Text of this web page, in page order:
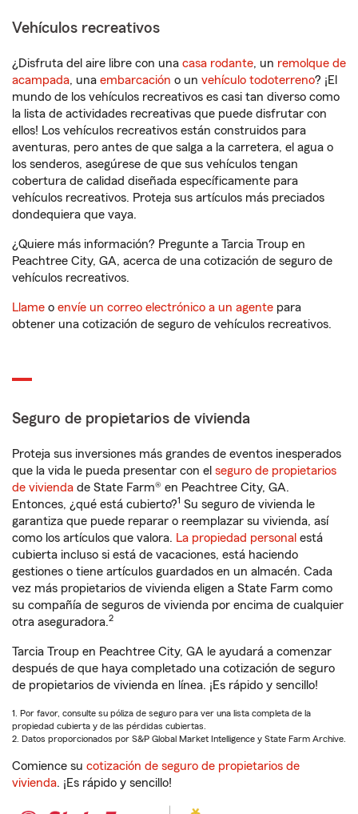
Vehículos recreativos
¿Disfruta del aire libre con una casa rodante, un remolque de
acampada, una embarcación o un vehículo todoterreno? ¡El
mundo de los vehículos recreativos es casi tan diverso como
la lista de actividades recreativas que puede disfrutar con
ellos! Los vehículos recreativos están construidos para
aventuras, pero antes de que salga a la carretera, el agua o
los senderos, asegúrese de que sus vehículos tengan
cobertura de calidad diseñada específicamente para
vehículos recreativos. Proteja sus artículos más preciados
dondequiera que vaya.
¿Quiere más información? Pregunte a Tarcia Troup en
Peachtree City, GA, acerca de una cotización de seguro de
vehículos recreativos.
Llame o envíe un correo electrónico a un agente para
obtener una cotización de seguro de vehículos recreativos.
Seguro de propietarios de vivienda
Proteja sus inversiones más grandes de eventos inesperados
que la vida le pueda presentar con el seguro de propietarios
de vivienda de State Farm® en Peachtree City, GA.
Entonces, ¿qué está cubierto?1 Su seguro de vivienda le
garantiza que puede reparar o reemplazar su vivienda, así
como los artículos que valora. La propiedad personal está
cubierta incluso si está de vacaciones, está haciendo
gestiones o tiene artículos guardados en un almacén. Cada
vez más propietarios de vivienda eligen a State Farm como
su compañía de seguros de vivienda por encima de cualquier
otra aseguradora.2
Tarcia Troup en Peachtree City, GA le ayudará a comenzar
después de que haya completado una cotización de seguro
de propietarios de vivienda en línea. ¡Es rápido y sencillo!
1. Por favor, consulte su póliza de seguro para ver una lista completa de la
propiedad cubierta y de las pérdidas cubiertas.
2. Datos proporcionados por S&P Global Market Intelligence y State Farm Archive.
Comience su cotización de seguro de propietarios de
vivienda. ¡Es rápido y sencillo!